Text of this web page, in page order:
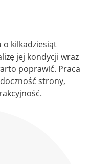
kilkadziesiąt
jej kondycji wraz
poprawić. Praca
strony,